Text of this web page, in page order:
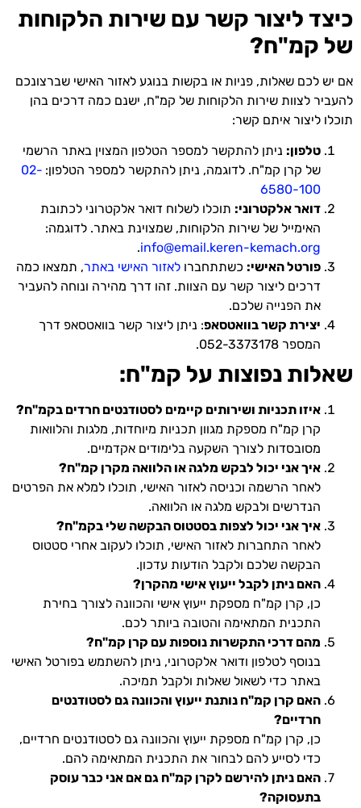
כיצד ליצור קשר עם שירות הלקוחות
של קמ"ח?
אם יש לכם שאלות, פניות או בקשות בנוגע לאזור האישי שברצונכם
להעביר לצוות שירות הלקוחות של קמ"ח, ישנם כמה דרכים בהן
תוכלו ליצור איתם קשר:
טלפון: ניתן להתקשר למספר הטלפון המצוין באתר הרשמי
של קרן קמ"ח. לדוגמה, ניתן להתקשר למספר הטלפון: 02-
6580-100
דואר אלקטרוני: תוכלו לשלוח דואר אלקטרוני לכתובת
האימייל של שירות הלקוחות, שמצוינת באתר. לדוגמה:
info@email.keren-kemach.org
.
פורטל האישי: כשתתחברו לאזור האישי באתר, תמצאו כמה
דרכים ליצור קשר עם הצוות. זהו דרך מהירה ונוחה להעביר
את הפנייה שלכם.
יצירת קשר בוואטסאפ: ניתן ליצור קשר בוואטסאפ דרך
המספר 052-3373178.
שאלות נפוצות על קמ"ח:
איזו תכניות ושירותים קיימים לסטודנטים חרדים בקמ"ח?
קרן קמ"ח מספקת מגוון תכניות מיוחדות, מלגות והלוואות
מסובסדות לצורך השקעה בלימודים אקדמיים.
איך אני יכול לבקש מלגה או הלוואה מקרן קמ"ח?
לאחר הרשמה וכניסה לאזור האישי, תוכלו למלא את הפרטים
הנדרשים ולבקש מלגה או הלוואה.
איך אני יכול לצפות בסטטוס הבקשה שלי בקמ"ח?
לאחר התחברות לאזור האישי, תוכלו לעקוב אחרי סטטוס
הבקשה שלכם ולקבל הודעות עדכון.
האם ניתן לקבל ייעוץ אישי מהקרן?
כן, קרן קמ"ח מספקת ייעוץ אישי והכוונה לצורך בחירת
התכנית המתאימה והטובה ביותר לכם.
מהם דרכי התקשרות נוספות עם קרן קמ"ח?
בנוסף לטלפון ודואר אלקטרוני, ניתן להשתמש בפורטל האישי
באתר כדי לשאול שאלות ולקבל תמיכה.
האם קרן קמ"ח נותנת ייעוץ והכוונה גם לסטודנטים
חרדיים?
כן, קרן קמ"ח מספקת ייעוץ והכוונה גם לסטודנטים חרדיים,
כדי לסייע להם לבחור את התכנית המתאימה להם.
האם ניתן להירשם לקרן קמ"ח גם אם אני כבר עוסק
בתעסוקה?